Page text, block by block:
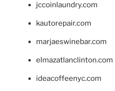
jccoinlaundry.com
kautorepair.com
marjaeswinebar.com
elmazatlanclinton.com
ideacoffeenyc.com